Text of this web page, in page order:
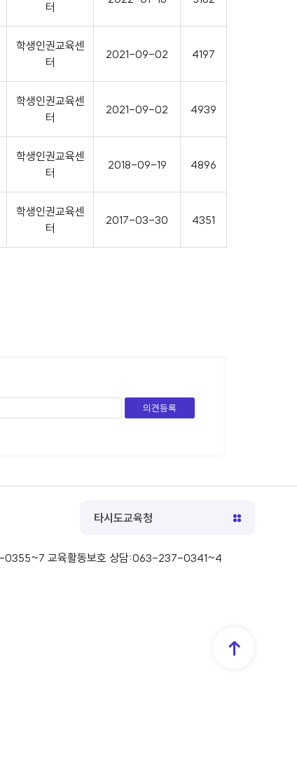
터
학생인권교육센
터
2021-09-02 4197
학생인권교육센
터
2021-09-02 4939
학생인권교육센
터
2018-09-19 4896
학생인권교육센
터
2017-03-30 4351
0355~7 교육활동보호 상담:063-237-0341~4
타시도교육청